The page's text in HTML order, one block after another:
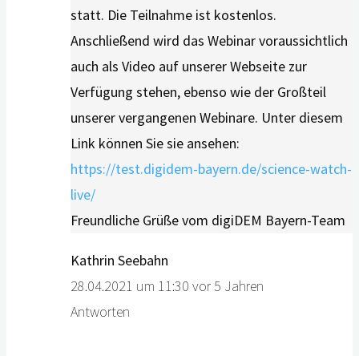
statt. Die Teilnahme ist kostenlos.
Anschließend wird das Webinar voraussichtlich
auch als Video auf unserer Webseite zur
Verfügung stehen, ebenso wie der Großteil
unserer vergangenen Webinare. Unter diesem
Link können Sie sie ansehen:
https://test.digidem-bayern.de/science-watch-
live/
Freundliche Grüße vom digiDEM Bayern-Team
Kathrin Seebahn
28.04.2021 um 11:30 vor 5 Jahren
Antworten